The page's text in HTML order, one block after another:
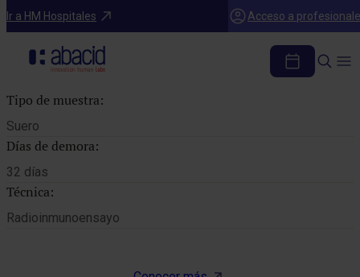
Ir a HM Hospitales Acceso a
Catálogo de pruebas
TRIPSINA
Tipo de muestra:
Suero
Días de demora:
32 días
Técnica:
Radioinmunoensayo